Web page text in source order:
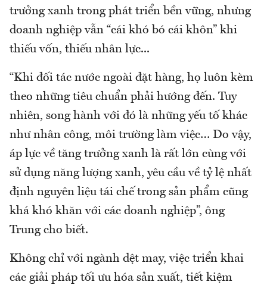
trưởng xanh trong phát triển bền vững, nhưng
doanh nghiệp vẫn “cái khó bó cái khôn” khi
thiếu vốn, thiếu nhân lực...
“Khi đối tác nước ngoài đặt hàng, họ luôn kèm
theo những tiêu chuẩn phải hướng đến. Tuy
nhiên, song hành với đó là những yếu tố khác
như nhân công, môi trường làm việc… Do vậy,
áp lực về tăng trưởng xanh là rất lớn cùng với
sử dụng năng lượng xanh, yêu cầu về tỷ lệ nhất
định nguyên liệu tái chế trong sản phẩm cũng
khá khó khăn với các doanh nghiệp”, ông
Trung cho biết.
Không chỉ với ngành dệt may, việc triển khai
các giải pháp tối ưu hóa sản xuất, tiết kiệm